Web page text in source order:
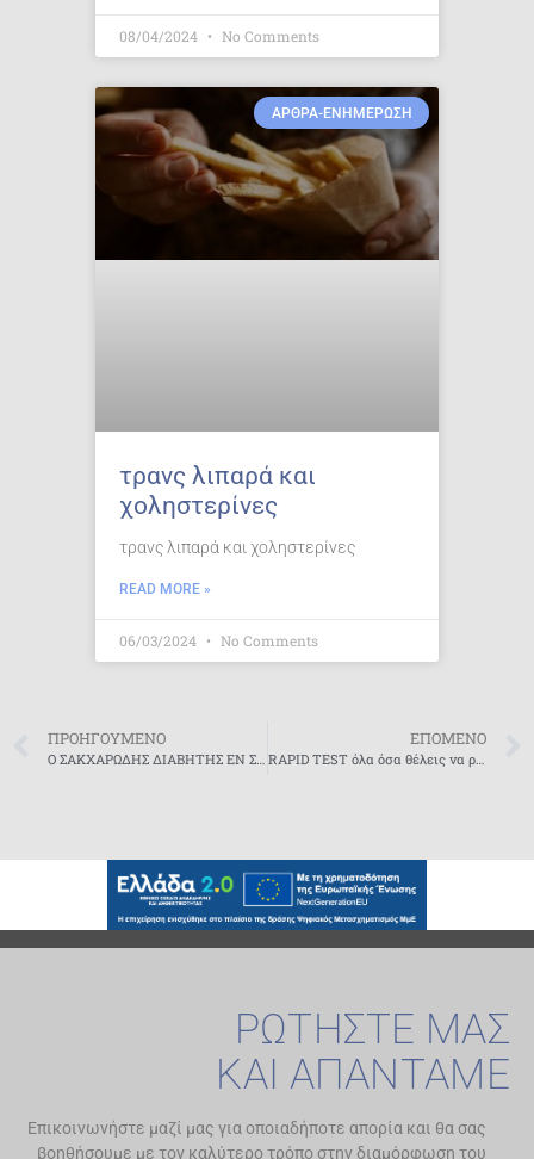
08/04/2024 No Comments
ΑΡΘΡΑ-ΕΝΗΜΕΡΩΣΗ
τρανς λιπαρά και
χοληστερίνες
τρανς λιπαρά και χοληστερίνες
READ MORE »
06/03/2024 No Comments
ΠΡΟΗΓΟΥΜΕΝΟ ΕΠΟΜΕΝΟ
RAPID TEST όλα όσα θέλεις να ρωτήσεις
ΡΩΤΗΣΤΕ ΜΑΣ
ΚΑΙ ΑΠΑΝΤΑΜΕ
Επικοινωνήστε μαζί μας για οποιαδήποτε απορία και θα σας
βοηθήσουμε με τον καλύτερο τρόπο στην διαμόρφωση του